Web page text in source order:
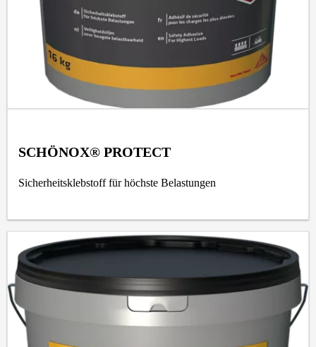
SCHÖNOX® PROTECT
Sicherheitsklebstoff für höchste Belastungen